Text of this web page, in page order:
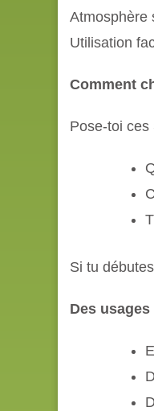
Atmosphère
Utilisation
Comment
Pose-toi ces
Si tu
Des